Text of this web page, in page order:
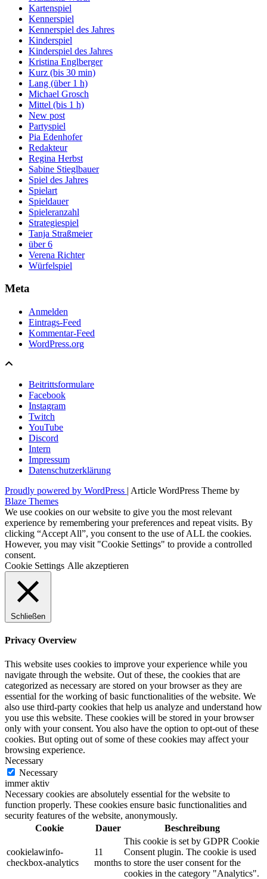
Kartenspiel
Kennerspiel
Kennerspiel des Jahres
Kinderspiel
Kinderspiel des Jahres
Kristina Englberger
Kurz (bis 30 min)
Lang (über 1 h)
Michael Grosch
Mittel (bis 1 h)
New post
Partyspiel
Pia Edenhofer
Redakteur
Regina Herbst
Sabine Stieglbauer
Spiel des Jahres
Spielart
Spieldauer
Spieleranzahl
Strategiespiel
Tanja Straßmeier
über 6
Verena Richter
Würfelspiel
Meta
Anmelden
Eintrags-Feed
Kommentar-Feed
WordPress.org
Beitrittsformulare
Facebook
Instagram
Twitch
YouTube
Discord
Intern
Impressum
Datenschutzerklärung
Proudly powered by WordPress | Article WordPress Theme by
Blaze Themes
We use cookies on our website to give you the most relevant
experience by remembering your preferences and repeat visits. By
clicking “Accept All”, you consent to the use of ALL the cookies.
However, you may visit "Cookie Settings" to provide a controlled
consent.
Cookie Settings Alle akzeptieren
Schließen
Privacy Overview
This website uses cookies to improve your experience while you
navigate through the website. Out of these, the cookies that are
categorized as necessary are stored on your browser as they are
essential for the working of basic functionalities of the website. We
also use third-party cookies that help us analyze and understand how
you use this website. These cookies will be stored in your browser
only with your consent. You also have the option to opt-out of these
cookies. But opting out of some of these cookies may affect your
browsing experience.
Necessary
Necessary
immer aktiv
Necessary cookies are absolutely essential for the website to
function properly. These cookies ensure basic functionalities and
security features of the website, anonymously.
Cookie
Dauer Beschreibung
cookielawinfo-
checkbox-analytics
11
months
This cookie is set by GDPR Cookie
Consent plugin. The cookie is used
to store the user consent for the
cookies in the category "Analytics".